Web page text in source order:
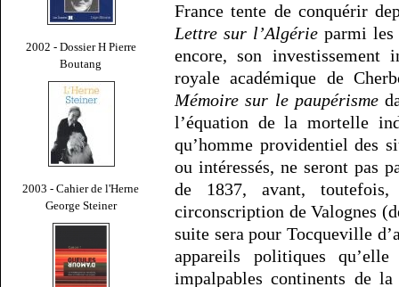
2002 - Dossier H Pierre
Boutang
2003 - Cahier de l'Herne
George Steiner
France tente de conquérir
Lettre sur l’Algérie parmi les
encore, son
royale académique de
Mémoire sur le paupérisme
l’équation de la mortelle
qu’homme providentiel des
ou intéressés, ne seront pas
de 1837, avant,
circonscription de Valognes
suite sera pour Tocqueville
appareils politiques
impalpables continents de